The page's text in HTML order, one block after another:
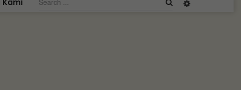
Kami